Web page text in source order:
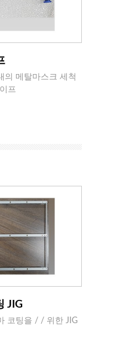
의 메탈마스크 세척
프
JIG
코팅을 / / 위한 JIG